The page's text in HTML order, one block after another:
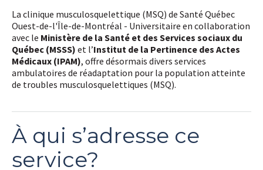
La clinique musculosquelettique (MSQ) de Santé Québec
Ouest-de-l'Île-de-Montréal - Universitaire en collaboration
avec le Ministère de la Santé et des Services sociaux du
Québec (MSSS) et l’Institut de la Pertinence des Actes
Médicaux (IPAM), offre désormais divers services
ambulatoires de réadaptation pour la population atteinte
de troubles musculosquelettiques (MSQ).
À qui s’adresse ce
service?